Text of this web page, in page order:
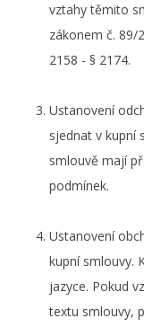
vztahy těmito
zákonem č. 89/
2158 - § 2174.
Ustanovení
sjednat v kupní
smlouvě mají
podmínek.
Ustanovení
kupní smlouvy.
jazyce. Pokud
textu smlouvy,